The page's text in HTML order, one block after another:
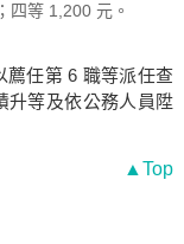
四等 1,200 元。
薦任第 6 職等派任查
升等及依公務人員陞
▲Top